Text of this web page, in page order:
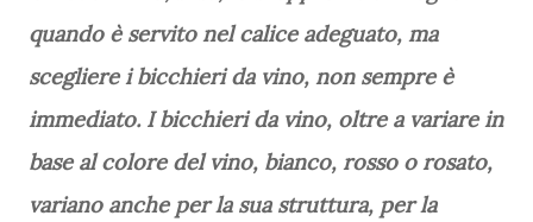
quando è servito nel calice adeguato, ma
scegliere i bicchieri da vino, non sempre è
immediato. I bicchieri da vino, oltre a variare in
base al colore del vino, bianco, rosso o rosato,
variano anche per la sua struttura, per la